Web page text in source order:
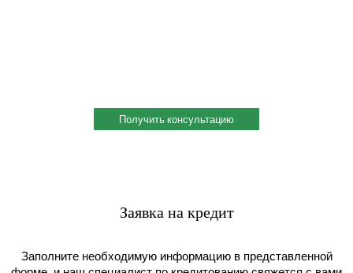
Получить консультацию
Заявка на кредит
Заполните необходимую информацию в представленной